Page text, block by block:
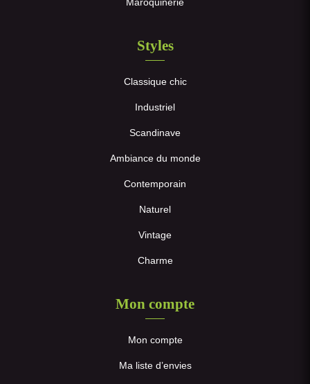
Styles
Classique chic
Industriel
Scandinave
Ambiance du monde
Contemporain
Naturel
Vintage
Charme
Mon compte
Mon compte
Ma liste d’envies